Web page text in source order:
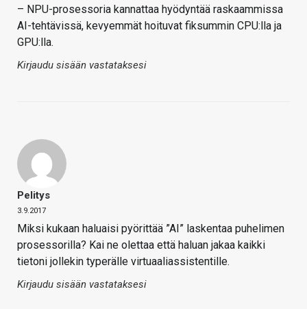
– NPU-prosessoria kannattaa hyödyntää raskaammissa
AI-tehtävissä, kevyemmät hoituvat fiksummin CPU:lla ja
GPU:lla.
Kirjaudu sisään vastataksesi
Pelitys
3.9.2017
Miksi kukaan haluaisi pyörittää ”AI” laskentaa puhelimen
prosessorilla? Kai ne olettaa että haluan jakaa kaikki
tietoni jollekin typerälle virtuaaliassistentille.
Kirjaudu sisään vastataksesi